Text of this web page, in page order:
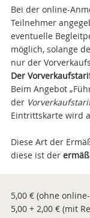
Bei der online-
Teilnehmer
eventuelle
möglich, solange
nur der
Der
Beim Angebot
der
Eintrittskarte wird
Diese Art der
diese ist der
5,00 € (ohne
5,00 + 2,00 € (mit